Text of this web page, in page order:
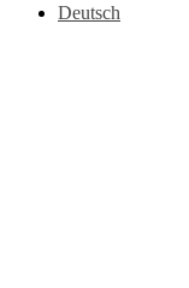
Deutsch